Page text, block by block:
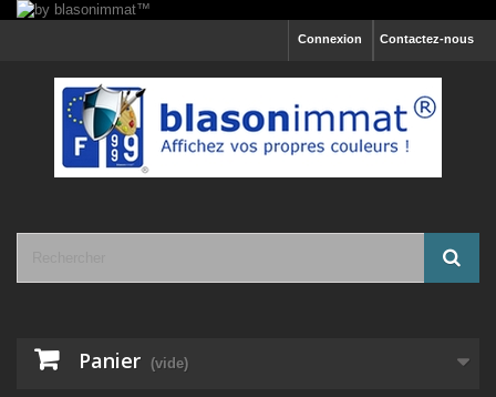
Contactez-nous
Connexion
Panier (vide)